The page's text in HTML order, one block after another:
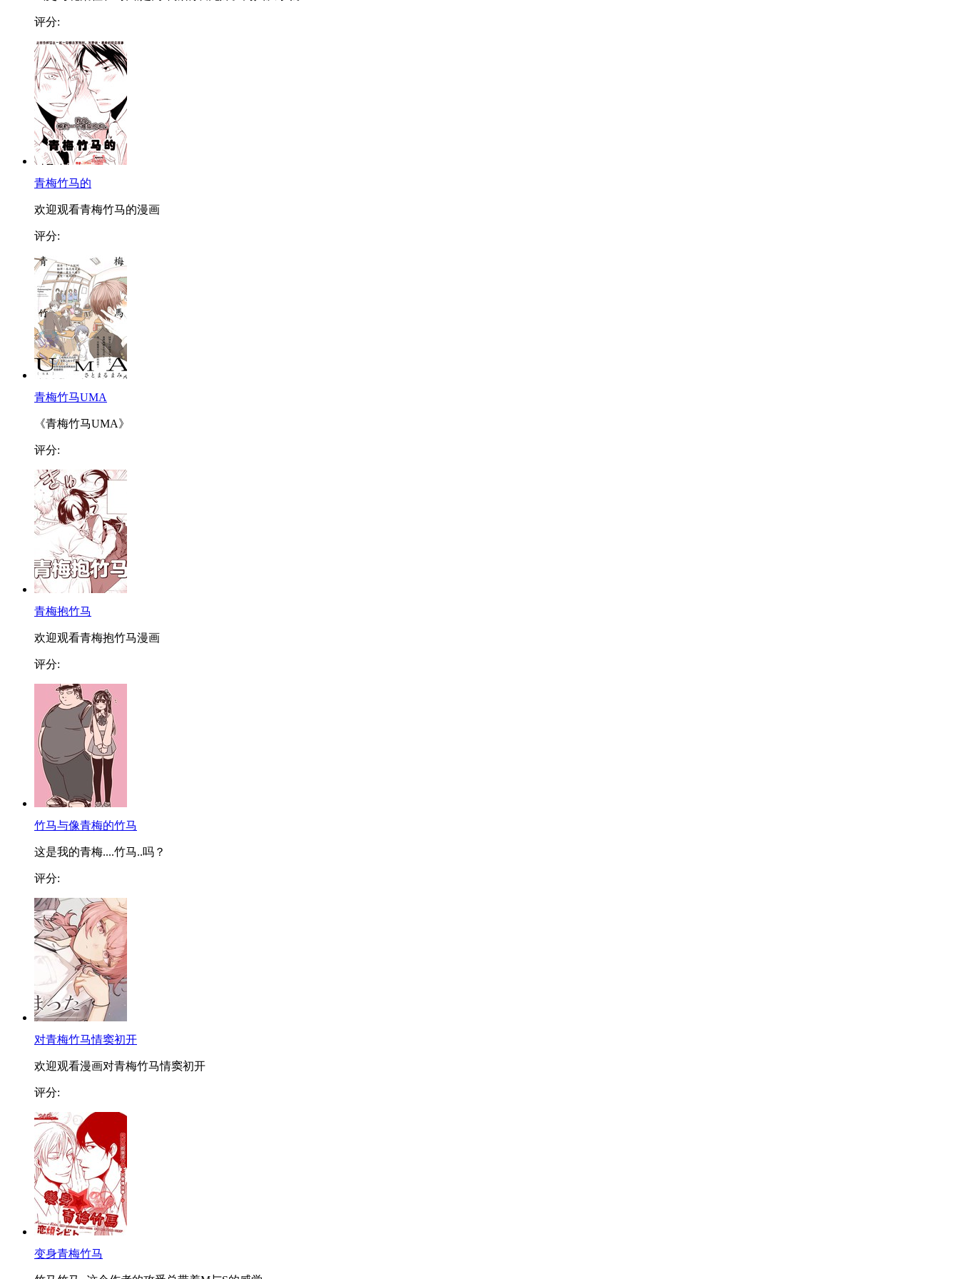
评分:
青梅竹马的
欢迎观看青梅竹马的漫画
评分:
青梅竹马UMA
《青梅竹马UMA》
评分:
青梅抱竹马
欢迎观看青梅抱竹马漫画
评分:
竹马与像青梅的竹马
这是我的青梅....竹马..吗？
评分:
对青梅竹马情窦初开
欢迎观看漫画对青梅竹马情窦初开
评分:
变身青梅竹马